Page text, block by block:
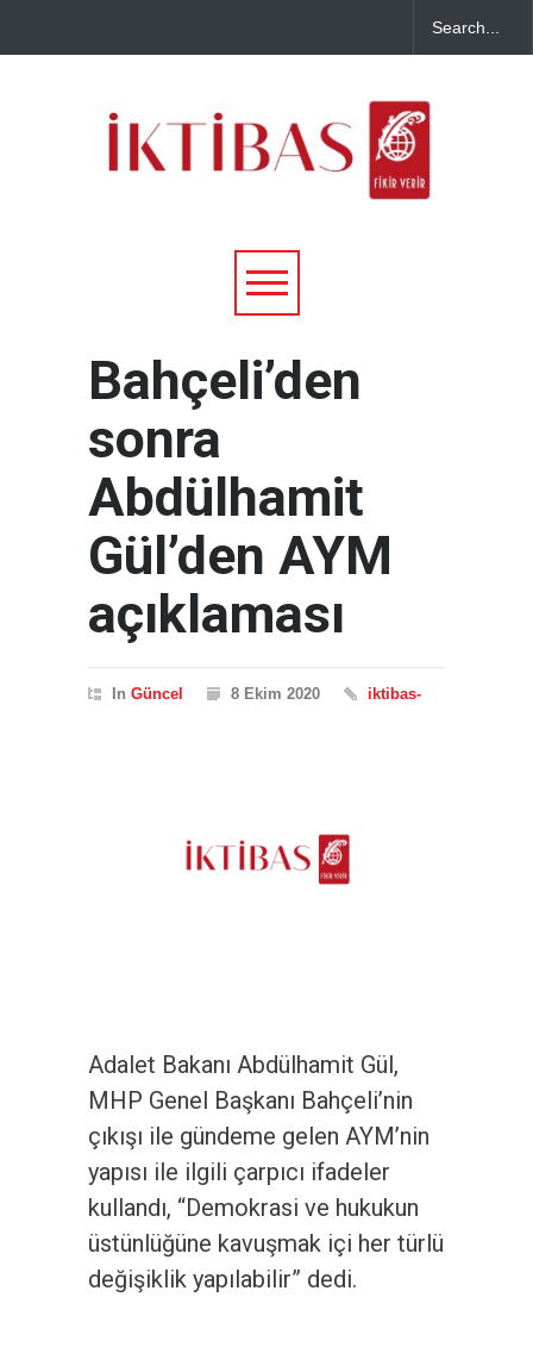
Bahçeli’den
sonra
Abdülhamit
Gül’den AYM
açıklaması
In Güncel 8 Ekim 2020 iktibas-
Adalet Bakanı Abdülhamit Gül,
MHP Genel Başkanı Bahçeli’nin
çıkışı ile gündeme gelen AYM’nin
yapısı ile ilgili çarpıcı ifadeler
kullandı, “Demokrasi ve hukukun
üstünlüğüne kavuşmak içi her türlü
değişiklik yapılabilir” dedi.